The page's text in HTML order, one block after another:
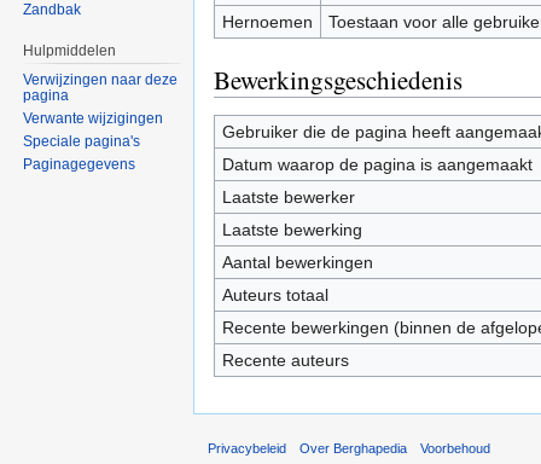
Hernoemen
Toestaan voor alle
Bewerkingsgeschiedenis
Gebruiker die de pagina heeft
Datum waarop de pagina is aangemaakt
Laatste bewerker
Laatste bewerking
Aantal bewerkingen
Auteurs totaal
Recente bewerkingen (binnen de
Recente auteurs
Zandbak
Hulpmiddelen
Verwijzingen naar deze
pagina
Verwante wijzigingen
Speciale pagina's
Paginagegevens
Privacybeleid Over Berghapedia Voorbehoud